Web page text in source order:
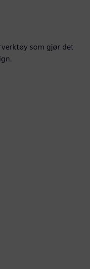
som gjør det